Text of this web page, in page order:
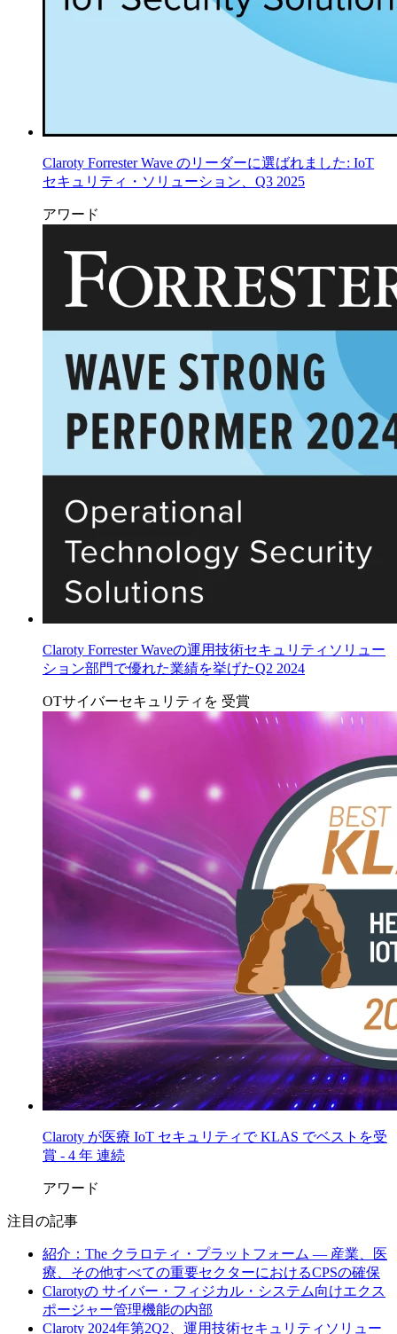
Claroty Forrester Wave のリーダーに選ばれました: IoT
セキュリティ・ソリューション、Q3 2025
アワード
Claroty Forrester Waveの運用技術セキュリティソリュー
ション部門で優れた業績を挙げたQ2 2024
OTサイバーセキュリティを 受賞
Claroty が医療 IoT セキュリティで KLAS でベストを受
賞 - 4 年 連続
アワード
注目の記事
紹介：The クラロティ・プラットフォーム — 産業、医
療、その他すべての重要セクターにおけるCPSの確保
Clarotyの サイバー・フィジカル・システム向けエクス
ポージャー管理機能の内部
Claroty 2024年第2Q2、運用技術セキュリティソリュー